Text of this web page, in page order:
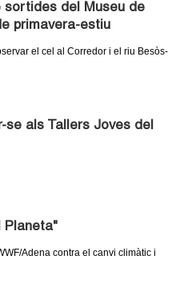
del Museu de
primavera-estiu
el cel al Corredor i el riu Besòs-
se als Tallers Joves del
Planeta"
Adena contra el canvi climàtic i